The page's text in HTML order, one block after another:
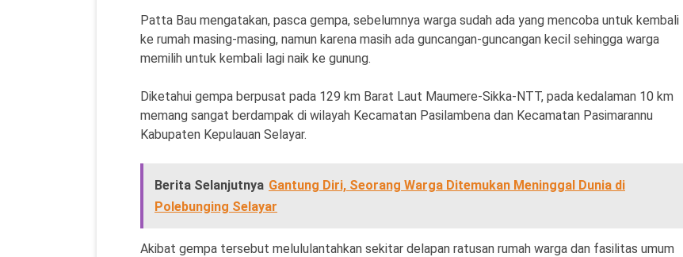
Patta Bau mengatakan, pasca gempa, sebelumnya warga sudah ada yang mencoba untuk kembali
ke rumah masing-masing, namun karena masih ada guncangan-guncangan kecil sehingga warga
memilih untuk kembali lagi naik ke gunung.
Diketahui gempa berpusat pada 129 km Barat Laut Maumere-Sikka-NTT, pada kedalaman 10 km
memang sangat berdampak di wilayah Kecamatan Pasilambena dan Kecamatan Pasimarannu
Kabupaten Kepulauan Selayar.
Berita Selanjutnya Gantung Diri, Seorang Warga Ditemukan Meninggal Dunia di
Polebunging Selayar
Akibat gempa tersebut melululantahkan sekitar delapan ratusan rumah warga dan fasilitas umum